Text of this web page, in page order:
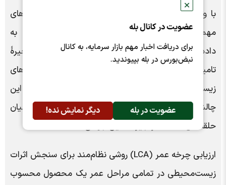
✕
عضویت در کانال بله
برای دریافت اخبار مهم بازار سرمایه، به کانال
نبض‌بورس در بله بپیوندید.
عضویت در بله دیگر نمایش نده!
با وجود این پیشرفت، گزارش مذکور به یکی از چالش‌های
مهم زنجیرۀ تامین اشاره می‌کند؛ دسترسی محدود به
داده‌های دقیق و شفاف از بخش‌های بالادستی زنجیرۀ
تامین، همچنان یکی از موانع اصلی در تحلیل‌های
زیست‌محیطی به شمار می‌رود. به اعتقاد کارشناسان، رفع این
چالش نیازمند همکاری گسترده‌تر و شفافیت بیشتر میان
حلقه‌های مختلف زنجیره تامین جهانی است.
ارزیابی چرخه عمر (LCA) روشی نظام‌مند برای سنجش اثرات
زیست‌محیطی در تمامی مراحل عمر یک محصول محسوب